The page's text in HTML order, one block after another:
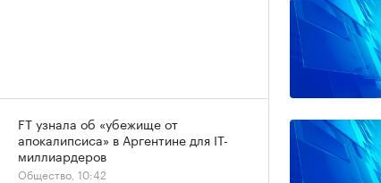
FT узнала об «убежище от
апокалипсиса» в Аргентине для IT-
миллиардеров
Общество, 10:42